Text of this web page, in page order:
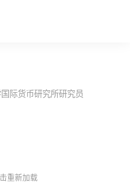
际货币研究所研究员
重新加载